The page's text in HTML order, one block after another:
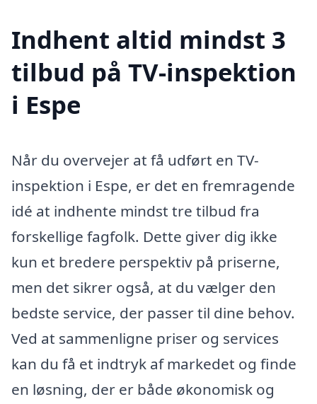
Indhent altid mindst 3
tilbud på TV-inspektion
i Espe
Når du overvejer at få udført en TV-
inspektion i Espe, er det en fremragende
idé at indhente mindst tre tilbud fra
forskellige fagfolk. Dette giver dig ikke
kun et bredere perspektiv på priserne,
men det sikrer også, at du vælger den
bedste service, der passer til dine behov.
Ved at sammenligne priser og services
kan du få et indtryk af markedet og finde
en løsning, der er både økonomisk og